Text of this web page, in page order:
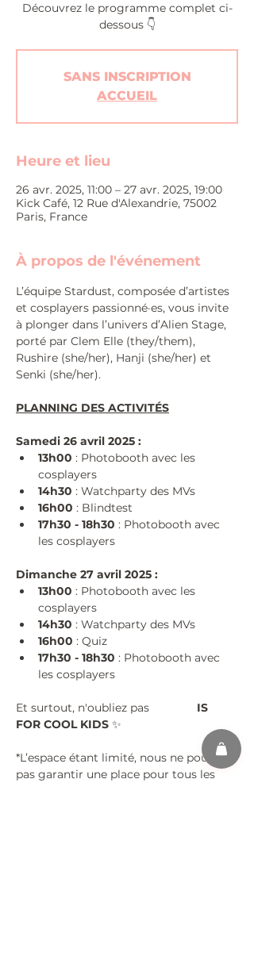
Découvrez le programme complet ci-
dessous 👇
SANS INSCRIPTION
ACCUEIL
Heure et lieu
26 avr. 2025, 11:00 – 27 avr. 2025, 19:00
Kick Café, 12 Rue d'Alexandrie, 75002
Paris, France
À propos de l'événement
L’équipe Stardust, composée d’artistes
et cosplayers passionné·es, vous invite
à plonger dans l’univers d’Alien Stage,
porté par Clem Elle (they/them),
Rushire (she/her), Hanji (she/her) et
Senki (she/her).
PLANNING DES ACTIVITÉS
Samedi 26 avril 2025 :
13h00 : Photobooth avec les
cosplayers
14h30 : Watchparty des MVs
16h00 : Blindtest
17h30 - 18h30 : Photobooth avec
les cosplayers
Dimanche 27 avril 2025 :
13h00 : Photobooth avec les
cosplayers
14h30 : Watchparty des MVs
16h00 : Quiz
17h30 - 18h30 : Photobooth avec
les cosplayers
Et surtout, n'oubliez pas
IS
FOR COOL KIDS ✨
*L’espace étant limité, nous ne pouvons
pas garantir une place pour tous les